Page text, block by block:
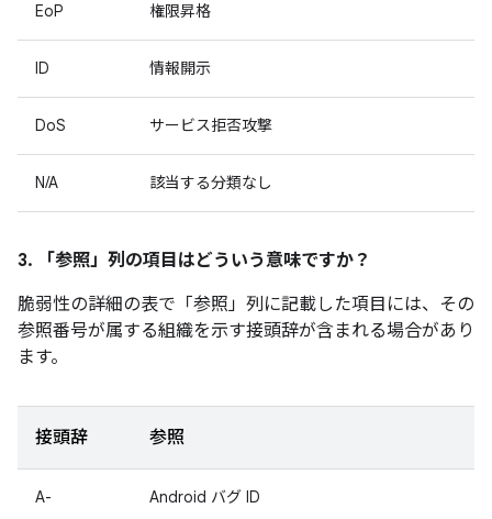
EoP 権限昇格
ID 情報開示
DoS サービス拒否攻撃
N/A 該当する分類なし
3. 「参照」 列の項目はどういう意味ですか？
脆弱性の詳細の表で「参照」 列に記載した項目には、その
参照番号が属する組織を示す接頭辞が含まれる場合があり
ます。
接頭辞 参照
A- Android バグ ID